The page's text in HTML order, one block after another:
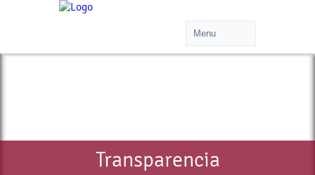
Transparencia